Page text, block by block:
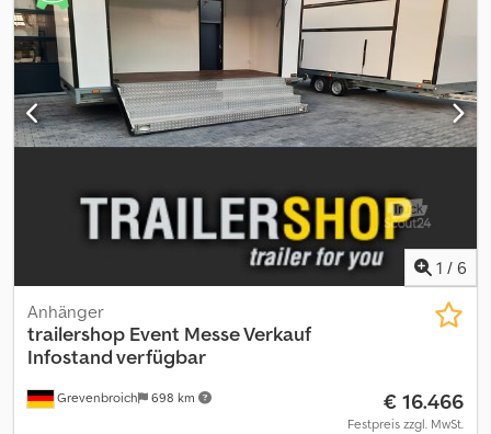
1 / 6
Grevenbroich 698 km
Anhänger
trailershop Event Messe Verkauf
Infostand verfügbar
€ 16.466
Festpreis zzgl. MwSt.